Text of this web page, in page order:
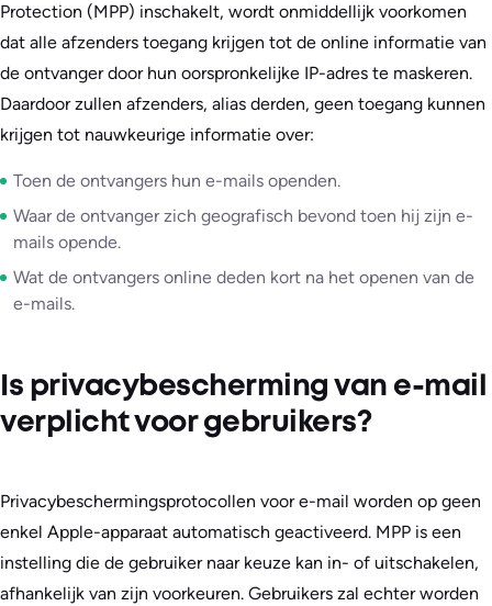
Protection (MPP) inschakelt, wordt onmiddellijk voorkomen
dat alle afzenders toegang krijgen tot de online informatie van
de ontvanger door hun oorspronkelijke IP-adres te maskeren.
Daardoor zullen afzenders, alias derden, geen toegang kunnen
krijgen tot nauwkeurige informatie over:
Toen de ontvangers hun e-mails openden.
Waar de ontvanger zich geografisch bevond toen hij zijn e-
mails opende.
Wat de ontvangers online deden kort na het openen van de
e-mails.
Is privacybescherming van e-mail
verplicht voor gebruikers?
Privacybeschermingsprotocollen voor e-mail worden op geen
enkel Apple-apparaat automatisch geactiveerd. MPP is een
instelling die de gebruiker naar keuze kan in- of uitschakelen,
afhankelijk van zijn voorkeuren. Gebruikers zal echter worden